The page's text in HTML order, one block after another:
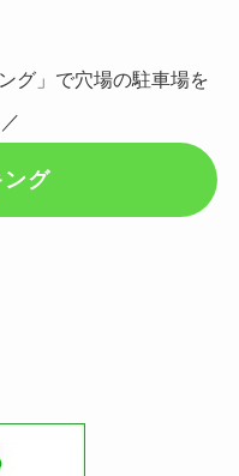
グ」で穴場の駐車場を
グ